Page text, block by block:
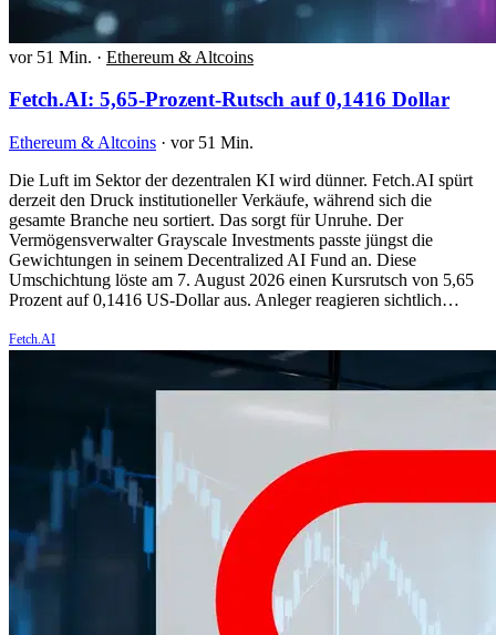
vor 51 Min. · Ethereum & Altcoins
Fetch.AI: 5,65-Prozent-Rutsch auf 0,1416 Dollar
Ethereum & Altcoins · vor 51 Min.
Die Luft im Sektor der dezentralen KI wird dünner. Fetch.AI spürt
derzeit den Druck institutioneller Verkäufe, während sich die
gesamte Branche neu sortiert. Das sorgt für Unruhe. Der
Vermögensverwalter Grayscale Investments passte jüngst die
Gewichtungen in seinem Decentralized AI Fund an. Diese
Umschichtung löste am 7. August 2026 einen Kursrutsch von 5,65
Prozent auf 0,1416 US-Dollar aus. Anleger reagieren sichtlich…
Fetch.AI